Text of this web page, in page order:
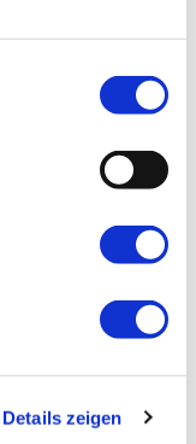
Details zeigen